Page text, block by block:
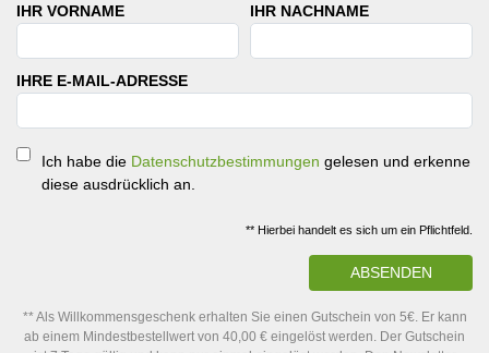
IHR VORNAME IHR NACHNAME
IHRE E-MAIL-ADRESSE
Ich habe die Datenschutzbestimmungen gelesen und erkenne
diese ausdrücklich an.
** Hierbei handelt es sich um ein Pflichtfeld.
ABSENDEN
** Als Willkommensgeschenk erhalten Sie einen Gutschein von 5€. Er kann
ab einem Mindestbestellwert von 40,00 € eingelöst werden. Der Gutschein